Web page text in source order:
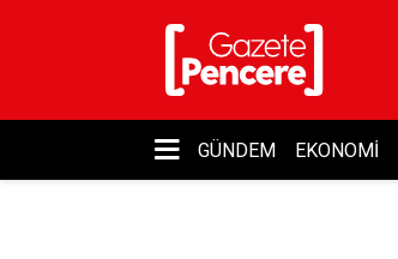
GÜNDEM EKONOMI